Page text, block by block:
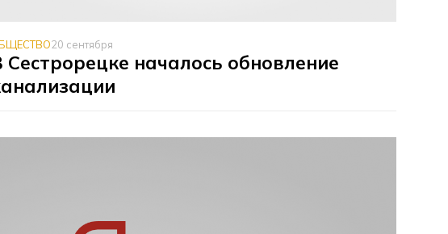
20 сентября
Сестрорецке началось обновление